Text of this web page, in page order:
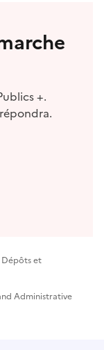
+.
Dépôts et
Administrative